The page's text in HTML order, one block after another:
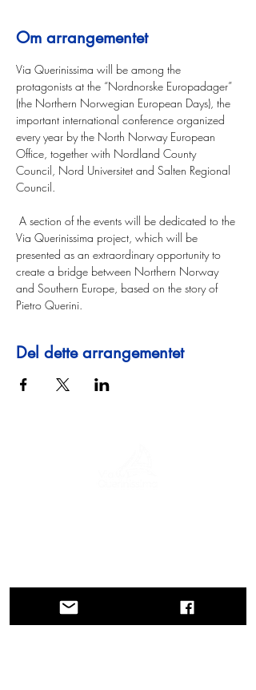
Om arrangementet
Via Querinissima will be among the
protagonists at the “Nordnorske Europadager”
(the Northern Norwegian European Days), the
important international conference organized
every year by the North Norway European
Office, together with Nordland County
Council, Nord Universitet and Salten Regional
Council.
Via Querinissima project, which will be
presented as an extraordinary opportunity to
create a bridge between Northern Norway
and Southern Europe, based on the story of
Pietro Querini.
Del dette arrangementet